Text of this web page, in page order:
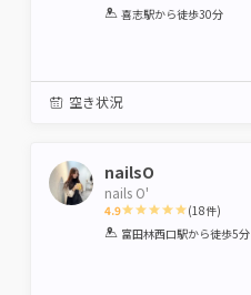
1 2 3 4 5
喜志駅から徒歩30分
空き状況
nailsO
nails O'
4.9
1 2 3 4 5
(18件)
富田林西口駅から徒歩5分